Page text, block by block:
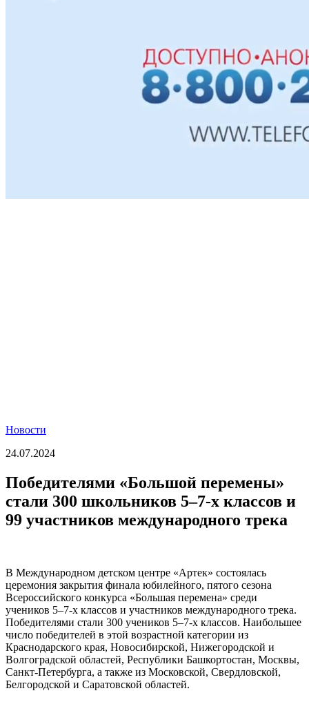
Новости
24.07.2024
Победителями «Большой перемены»
стали 300 школьников 5–7-х классов и
99 участников международного трека
В Международном детском центре «Артек» состоялась
церемония закрытия финала юбилейного, пятого сезона
Всероссийского конкурса «Большая перемена» среди
учеников 5–7-х классов и участников международного трека.
Победителями стали 300 учеников 5–7-х классов. Наибольшее
число победителей в этой возрастной категории из
Краснодарского края, Новосибирской, Нижегородской и
Волгоградской областей, Республики Башкортостан, Москвы,
Санкт-Петербурга, а также из Московской, Свердловской,
Белгородской и Саратовской областей.